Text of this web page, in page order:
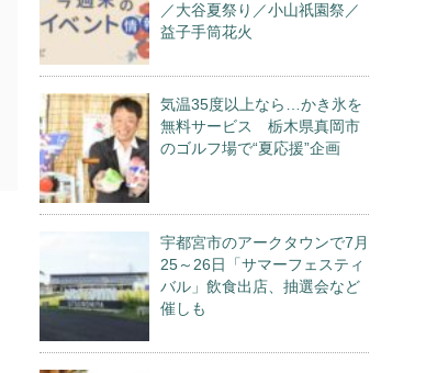
／大谷夏祭り／小山祇園祭／
益子手筒花火
気温35度以上なら…かき氷を
無料サービス 栃木県真岡市
のゴルフ場で“夏応援”企画
宇都宮市のアークタウンで7月
25～26日「サマーフェスティ
バル」飲食出店、抽選会など
催しも